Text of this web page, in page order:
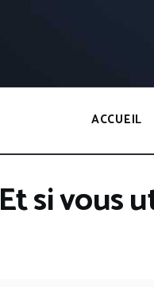
ACCUEIL
Et si vous